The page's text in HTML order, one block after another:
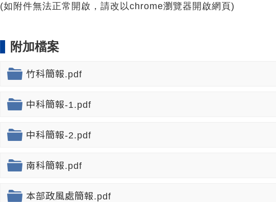
(如附件無法正常開啟，請改以chrome瀏覽器開啟網頁)
附加檔案
竹科簡報.pdf
中科簡報-1.pdf
中科簡報-2.pdf
南科簡報.pdf
本部政風處簡報.pdf